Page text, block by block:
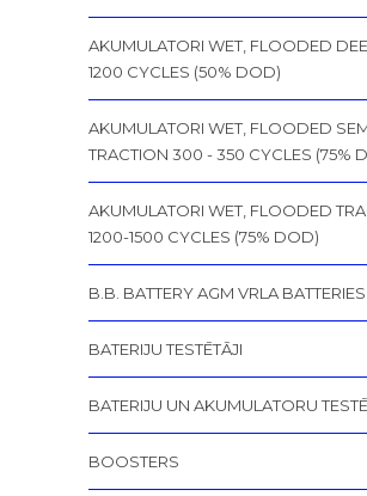
AKUMULATORI WET, FLOODED
1200 CYCLES (50% DOD)
AKUMULATORI WET, FLOODED
TRACTION 300 - 350 CYCLES (75%
AKUMULATORI WET, FLOODED
1200-1500 CYCLES (75% DOD)
B.B. BATTERY AGM VRLA BATTERIES
BATERIJU TESTĒTĀJI
BATERIJU UN AKUMULATORU
BOOSTERS